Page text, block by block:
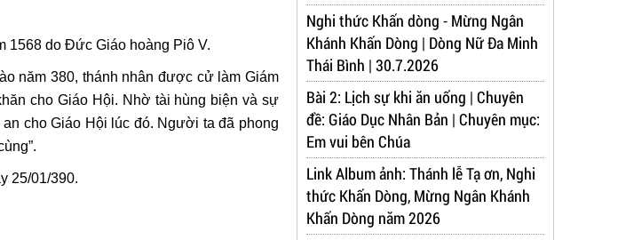
1568 do Đức Giáo hoàng Piô V.
năm 380, thánh nhân được cử làm Giám
cho Giáo Hội. Nhờ tài hùng biện và sự
cho Giáo Hội lúc đó. Người ta đã phong
25/01/390.
Nghi thức Khấn dòng - Mừng Ngân
Khánh Khấn Dòng | Dòng Nữ Đa Minh
Thái Bình | 30.7.2026
Bài 2: Lịch sự khi ăn uống | Chuyên
đề: Giáo Dục Nhân Bản | Chuyên mục:
Em vui bên Chúa
Link Album ảnh: Thánh lễ Tạ ơn, Nghi
thức Khấn Dòng, Mừng Ngân Khánh
Khấn Dòng năm 2026